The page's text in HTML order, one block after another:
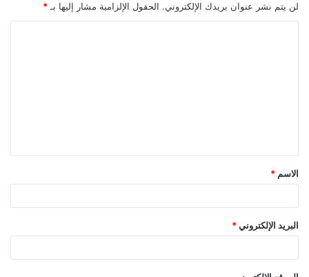
لن يتم نشر عنوان بريدك الإلكتروني. الحقول الإلزامية مشار إليها بـ *
ق
*
الاسم *
البريد الإلكتروني *